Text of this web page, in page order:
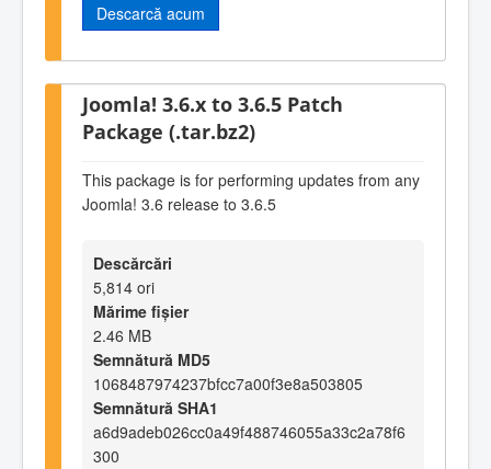
Descarcă acum
Joomla! 3.6.x to 3.6.5 Patch
Package (.tar.bz2)
This package is for performing updates from any
Joomla! 3.6 release to 3.6.5
Descărcări
5,814 ori
Mărime fișier
2.46 MB
Semnătură MD5
1068487974237bfcc7a00f3e8a503805
Semnătură SHA1
a6d9adeb026cc0a49f488746055a33c2a78f6
300